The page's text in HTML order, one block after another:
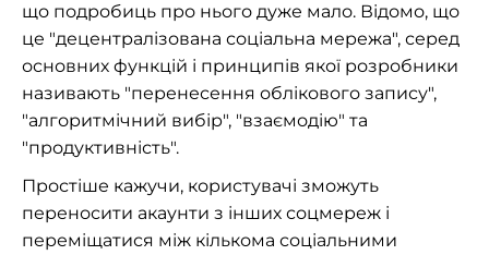
що подробиць про нього дуже мало. Відомо, що
це "децентралізована соціальна мережа", серед
основних функцій і принципів якої розробники
називають "перенесення облікового запису",
"алгоритмічний вибір", "взаємодію" та
"продуктивність".
Простіше кажучи, користувачі зможуть
переносити акаунти з інших соцмереж і
переміщатися між кількома соціальними